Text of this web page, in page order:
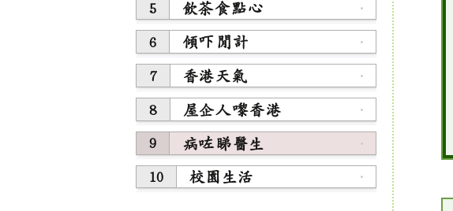
5 飲茶食點心 ·
6 傾吓閒計 ·
7 香港天氣 ·
8 屋企人嚟香港 ·
9 病咗睇醫生 ·
10 校園生活 ·